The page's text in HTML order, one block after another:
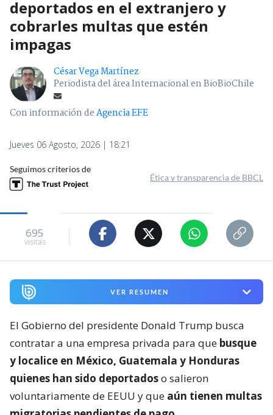
Con información deAgencia EFE
Jueves 06 Agosto, 2026 | 18:21
Seguimos criterios de
Ética y transparencia de BBCL
695
El Gobierno del presidente Donald Trump busca
quienes han sido deportadoso salieron
voluntariamente de EEUU y queaún tienen multas
migratorias pendientes de pago.
La Oficina de Aduanas y Protección Fronteriza (CBP,
en inglés) explica en una convocatoria de
contratación federal que necesita una compañía
capaz de encontrar a estas personas fuera de